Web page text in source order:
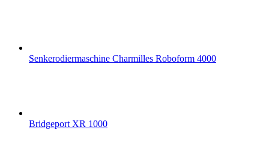
Senkerodiermaschine Charmilles Roboform 4000
Bridgeport XR 1000